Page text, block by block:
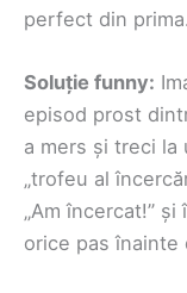
perfect din prima.
Soluție funny:
episod prost
a mers și treci la
„trofeu al
„Am încercat!”
orice pas înainte